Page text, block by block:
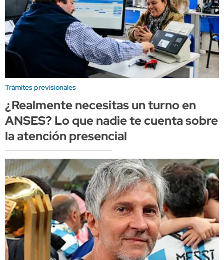
Trámites previsionales
¿Realmente necesitas un turno en
ANSES? Lo que nadie te cuenta sobre
la atención presencial